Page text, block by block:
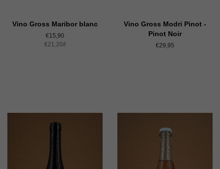
Vino Gross Maribor blanc
Normaler
Preis
€15,90
Einzelpreis
€21,20/
Vino Gross Modri Pinot -
Pinot Noir
Normaler
€29,95